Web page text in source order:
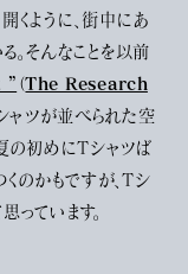
くように、街中にあ
。そんなことを以前
” （The Research
ャツが並べられた空
の初めにTシャツば
くのかもですが、Tシ
っています。